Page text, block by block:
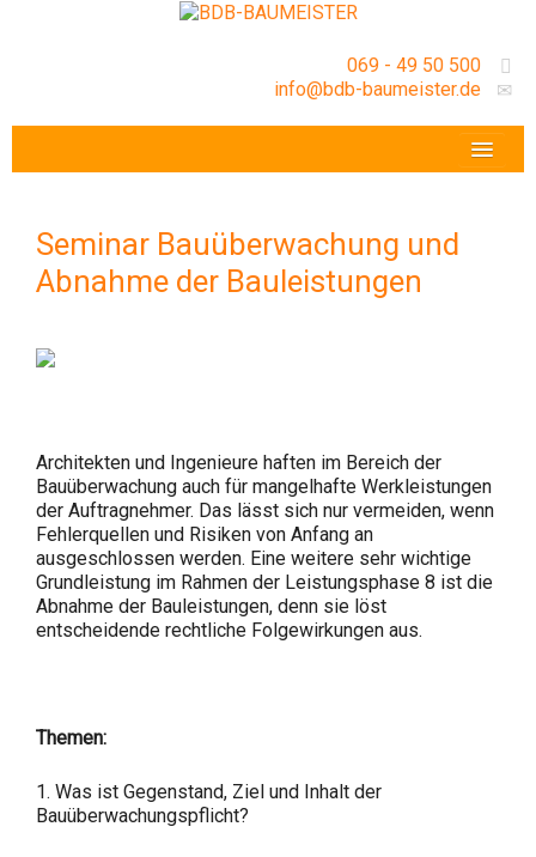
069 - 49 50 500
info@bdb-baumeister.de
GESCHÄFTSSTELLE
Seminar Bauüberwachung und
Abnahme der Bauleistungen
Architekten und Ingenieure haften im Bereich der
Bauüberwachung auch für mangelhafte Werkleistungen
der Auftragnehmer. Das lässt sich nur vermeiden, wenn
Fehlerquellen und Risiken von Anfang an
ausgeschlossen werden. Eine weitere sehr wichtige
Grundleistung im Rahmen der Leistungsphase 8 ist die
Abnahme der Bauleistungen, denn sie löst
entscheidende rechtliche Folgewirkungen aus.
Themen:
1. Was ist Gegenstand, Ziel und Inhalt der
Bauüberwachungspflicht?